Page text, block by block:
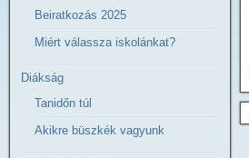
Beiratkozás 2025
Miért válassza iskolánkat?
Diákság
Tanidőn túl
Akikre büszkék vagyunk